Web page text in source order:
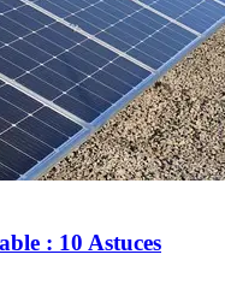
: 10 Astuces